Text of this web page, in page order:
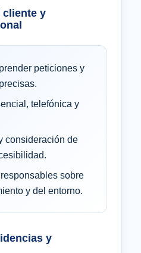
cliente y
peticiones y
telefónica y
consideración de
sobre
y del entorno.
y